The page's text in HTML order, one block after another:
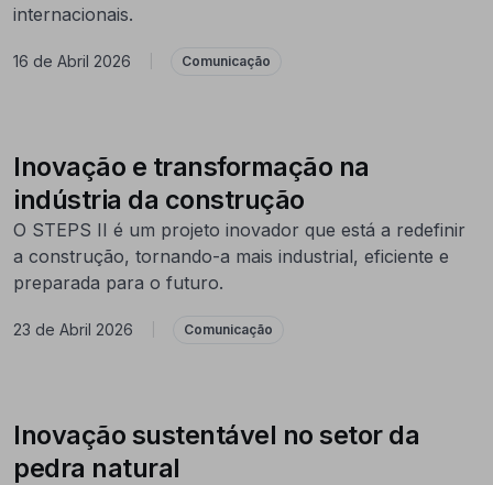
internacionais.
16 de Abril 2026 Comunicação
Inovação e transformação na
indústria da construção
O STEPS II é um projeto inovador que está a redefinir
a construção, tornando-a mais industrial, eficiente e
preparada para o futuro.
23 de Abril 2026 Comunicação
Inovação sustentável no setor da
pedra natural